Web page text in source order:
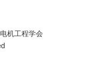
机工程学会